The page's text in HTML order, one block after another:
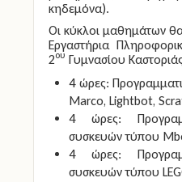
κηδεμόνα).
Οι κύκλοι μαθημάτων
Εργαστήρια
2ου Γυμνασίου
4 ώρες:
Marco, Lightbot,
4 ώρες:
συσκευών τύπου
4 ώρες:
συσκευών τύπου